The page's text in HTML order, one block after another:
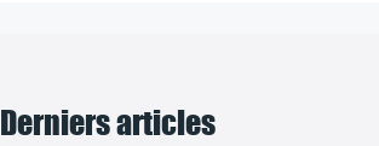
Derniers articles